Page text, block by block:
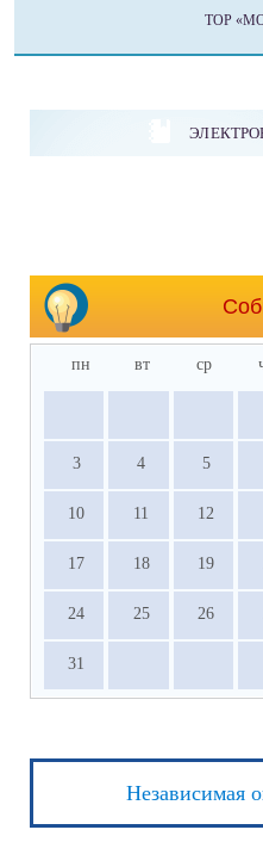
ТОР
пн вт ср
3 4 5
10 11 12
17 18 19
24 25 26
31
Независимая